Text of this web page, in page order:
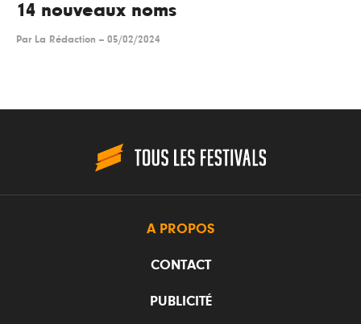
14 nouveaux noms
Par La Rédaction -- 05/02/2024
A PROPOS
CONTACT
PUBLICITÉ